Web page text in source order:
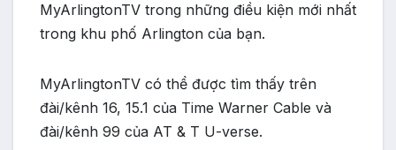
MyArlingtonTV trong những điều kiện mới nhất
trong khu phố Arlington của bạn.
MyArlingtonTV có thể được tìm thấy trên
đài/kênh 16, 15.1 của Time Warner Cable và
đài/kênh 99 của AT & T U-verse.